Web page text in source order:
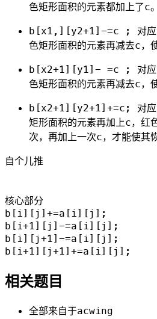
色矩形面积的元素都加上了c。
b[x1,][y2+1]-=c ; 对应
色矩形面积的元素再减去c，
b[x2+1][y1]- =c ; 对应
色矩形面积的元素再减去c，
b[x2+1][y2+1]+=c; 对应
矩形面积的元素再加上c，红
次，再加上一次c，才能使其
自个儿推
核心部分
b[i][j]+=a[i][j];
b[i+1][j]-=a[i][j];
b[i][j+1]-=a[i][j];
相关题目
全部来自于acwing